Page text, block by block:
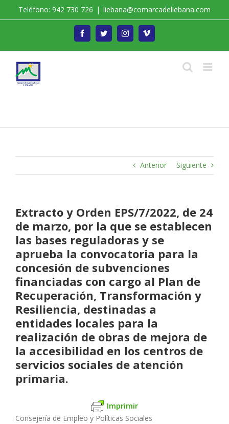
Teléfono: 942 730 726 | liebana@comarcadeliebana.com
FacebookTwitterInstagramVimeo
Anterior Siguiente
Extracto y Orden EPS/7/2022, de 24
de marzo, por la que se establecen
las bases reguladoras y se
aprueba la convocatoria para la
concesión de subvenciones
financiadas con cargo al Plan de
Recuperación, Transformación y
Resiliencia, destinadas a
entidades locales para la
realización de obras de mejora de
la accesibilidad en los centros de
servicios sociales de atención
primaria.
Imprimir
Consejería de Empleo y Políticas Sociales